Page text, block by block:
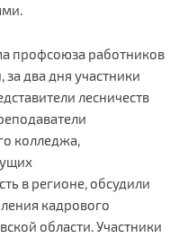
профсоюза работников
два дня участники
лесничеств
колледжа,
в регионе, обсудили
кадрового
области. Участники